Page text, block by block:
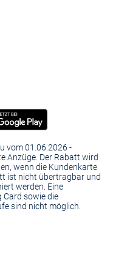
vom 01.06.2026 -
Anzüge. Der Rabatt wird
wenn die Kundenkarte
ist nicht übertragbar und
werden. Eine
Card sowie die
sind nicht möglich.